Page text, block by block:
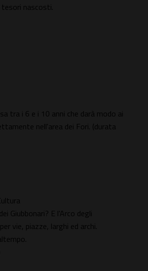
tesori nascosti.
tra i 6 e i 10 anni che darà modo ai
nell'area dei Fori. (durata
Giubbonari? E l'Arco degli
vie, piazze, larghi ed archi.